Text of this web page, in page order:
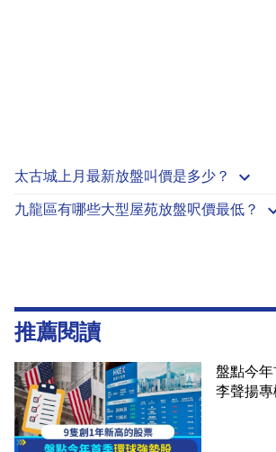
太古城上月最新放盤叫價是多少？
九龍區有哪些大型屋苑放盤呎價最低？
推薦閱讀
盤點今年
李聲揚專